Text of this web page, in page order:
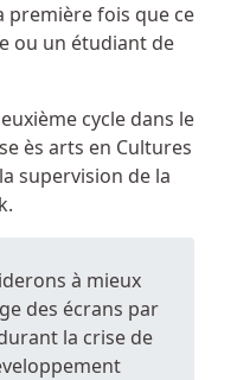
première fois que ce
ou un étudiant de
cycle dans le
ès arts en Cultures
supervision de la
à mieux
des écrans par
la crise de